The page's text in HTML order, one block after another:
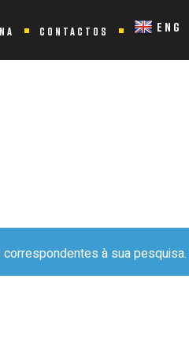
CONTACTOS ENG
à sua pesquisa.